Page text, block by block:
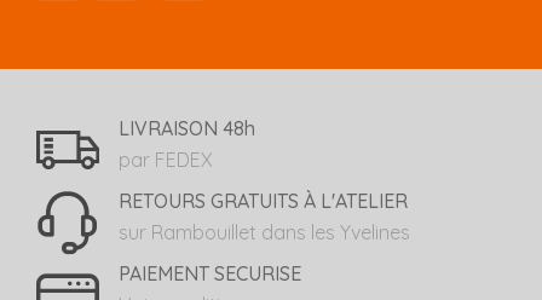
LIVRAISON 48h
par FEDEX
RETOURS GRATUITS À L'ATELIER
sur Rambouillet dans les Yvelines
PAIEMENT SECURISE